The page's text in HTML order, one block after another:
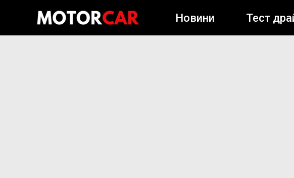
Новини Тест